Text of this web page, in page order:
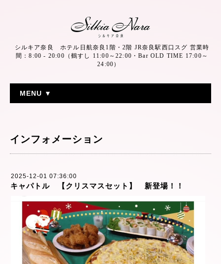
シルキア奈良 ホテル日航奈良1階・2階 JR奈良駅西口スグ 営業時
間：8:00 - 20:00（鶴すし 11:00～22:00・Bar OLD TIME 17:00～
24:00）
MENU ▼
インフォメーション
2025-12-01 07:36:00
キャパトル 【クリスマスセット】 新登場！！